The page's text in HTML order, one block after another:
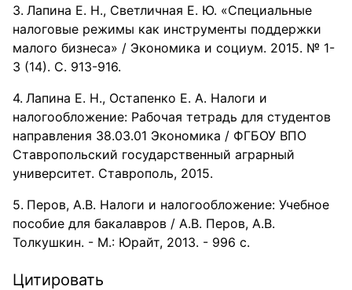
Лапина Е. Н., Светличная Е. Ю. «Специальные
налоговые режимы как инструменты поддержки
малого бизнеса» / Экономика и социум. 2015. № 1-
3 (14). С. 913-916.
Лапина Е. Н., Остапенко Е. А. Налоги и
налогообложение: Рабочая тетрадь для студентов
направления 38.03.01 Экономика / ФГБОУ ВПО
Ставропольский государственный аграрный
университет. Ставрополь, 2015.
Перов, А.В. Налоги и налогообложение: Учебное
пособие для бакалавров / А.В. Перов, А.В.
Толкушкин. - М.: Юрайт, 2013. - 996 c.
Цитировать